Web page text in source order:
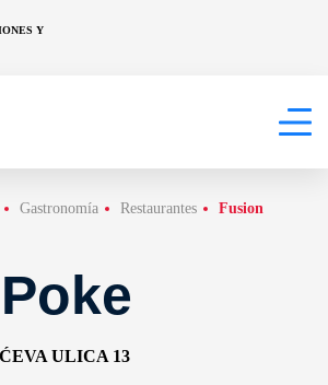
Y
Gastronomía Restaurantes Fusion
ULICA 13